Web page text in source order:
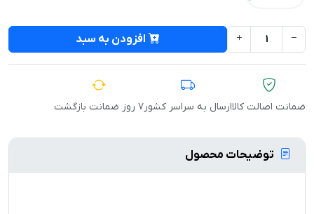
افزودن به سبد
ضمانت اصالت کالاارسال به سراسر کشور۷ روز ضمانت بازگشت
توضیحات محصول